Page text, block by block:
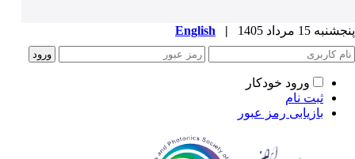
15 مرداد 1405 |
English
ورود خودکار
ثبت نام
بازیابی رمز عبور